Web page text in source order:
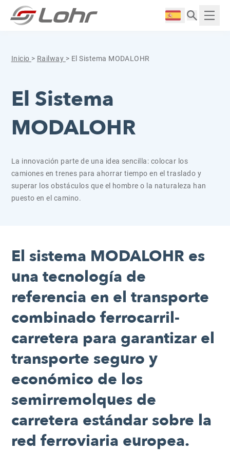
Saltar al contenido
Langue :
Inicio > Railway > El Sistema MODALOHR
El Sistema
MODALOHR
La innovación parte de una idea sencilla: colocar los
camiones en trenes para ahorrar tiempo en el traslado y
superar los obstáculos que el hombre o la naturaleza han
puesto en el camino.
El sistema MODALOHR es
una tecnología de
referencia en el transporte
combinado ferrocarril-
carretera para garantizar el
transporte seguro y
económico de los
semirremolques de
carretera estándar sobre la
red ferroviaria europea.
Panel de gestión de cookies